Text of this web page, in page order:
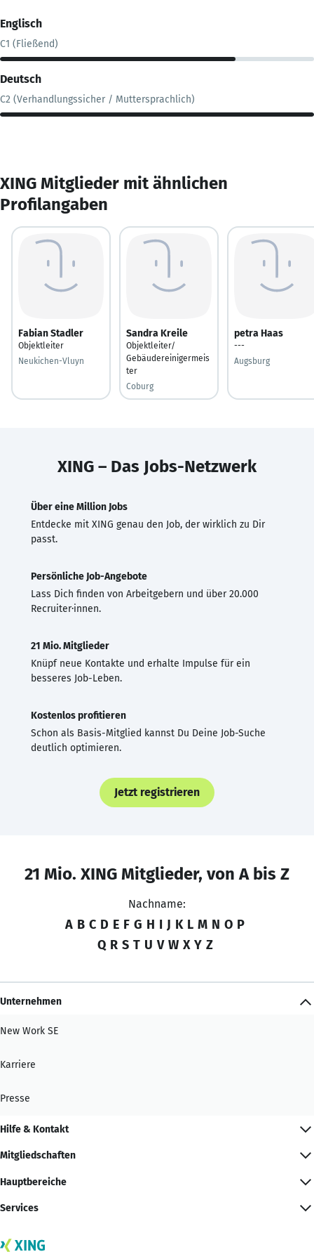
Englisch
C1 (Fließend)
Deutsch
C2 (Verhandlungssicher / Muttersprachlich)
XING Mitglieder mit ähnlichen
Profilangaben
Fabian Stadler
Objektleiter
Neukichen-Vluyn
Sandra Kreile
Objektleiter/
Gebäudereinigermeis
ter
Coburg
petra Haas
---
Augsburg
XING – Das Jobs-Netzwerk
Über eine Million Jobs
Entdecke mit XING genau den Job, der wirklich zu Dir
passt.
Persönliche Job-Angebote
Lass Dich finden von Arbeitgebern und über 20.000
Recruiter·innen.
21 Mio. Mitglieder
Knüpf neue Kontakte und erhalte Impulse für ein
besseres Job-Leben.
Kostenlos profitieren
Schon als Basis-Mitglied kannst Du Deine Job-Suche
deutlich optimieren.
Jetzt registrieren
21 Mio. XING Mitglieder, von A bis Z
Nachname:
A B C D E F G H I J K L M N O P
Q R S T U V W X Y Z
Unternehmen
New Work SE
Karriere
Presse
Hilfe & Kontakt
Mitgliedschaften
Hauptbereiche
Services